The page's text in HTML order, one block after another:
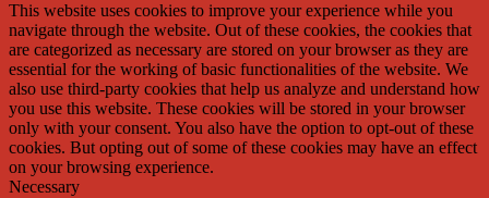
This website uses cookies to improve your experience while you
navigate through the website. Out of these cookies, the cookies that
are categorized as necessary are stored on your browser as they are
essential for the working of basic functionalities of the website. We
also use third-party cookies that help us analyze and understand how
you use this website. These cookies will be stored in your browser
only with your consent. You also have the option to opt-out of these
cookies. But opting out of some of these cookies may have an effect
on your browsing experience.
Necessary